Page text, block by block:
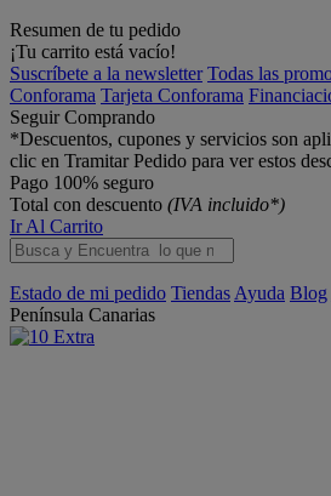
Resumen de tu pedido
¡Tu carrito está vacío!
Suscríbete a la newsletter Todas las
Conforama Tarjeta Conforama
Seguir Comprando
*Descuentos, cupones y servicios son
clic en Tramitar Pedido para ver estos
Pago 100% seguro
Total con descuento (IVA incluido*)
Ir Al Carrito
Estado de mi pedido Tiendas Ayuda Blog
Península Canarias